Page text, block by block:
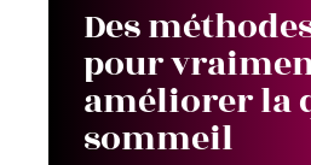
Des
pour
améliorer la
sommeil